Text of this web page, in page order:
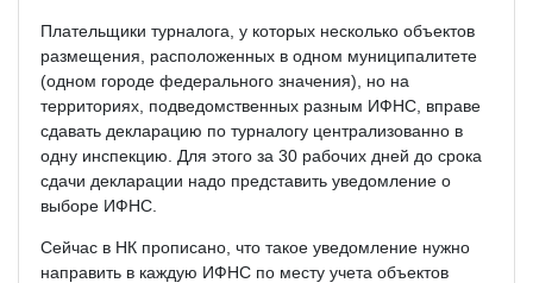
Плательщики турналога, у которых несколько объектов
размещения, расположенных в одном муниципалитете
(одном городе федерального значения), но на
территориях, подведомственных разным ИФНС, вправе
сдавать декларацию по турналогу централизованно в
одну инспекцию. Для этого за 30 рабочих дней до срока
сдачи декларации надо представить уведомление о
выборе ИФНС.
Сейчас в НК прописано, что такое уведомление нужно
направить в каждую ИФНС по месту учета объектов